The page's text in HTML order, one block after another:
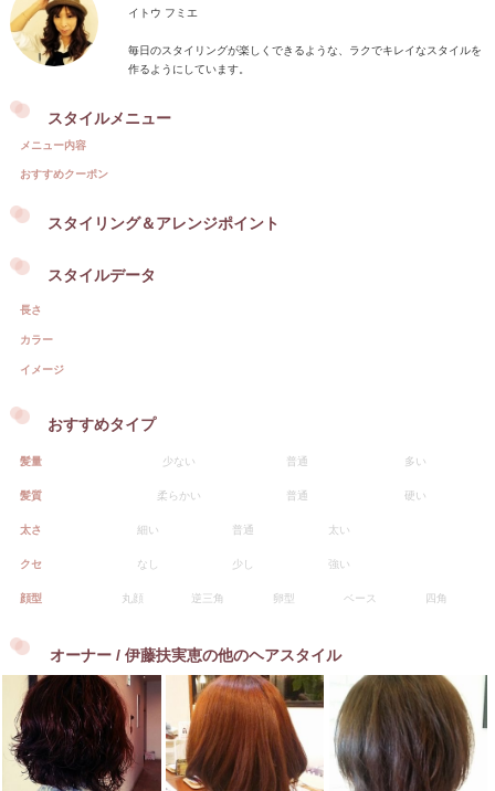
イトウ フミエ
毎日のスタイリングが楽しくできるような、ラクでキレイなスタイルを
作るようにしています。
スタイルメニュー
メニュー内容
おすすめクーポン
スタイリング＆アレンジポイント
スタイルデータ
長さ
カラー
イメージ
おすすめタイプ
髪量 少ない 普通 多い
髪質 柔らかい 普通 硬い
太さ 細い 普通 太い
クセ なし 少し 強い
顔型 丸顔 逆三角 卵型 ベース 四角
オーナー / 伊藤扶実恵の他のヘアスタイル